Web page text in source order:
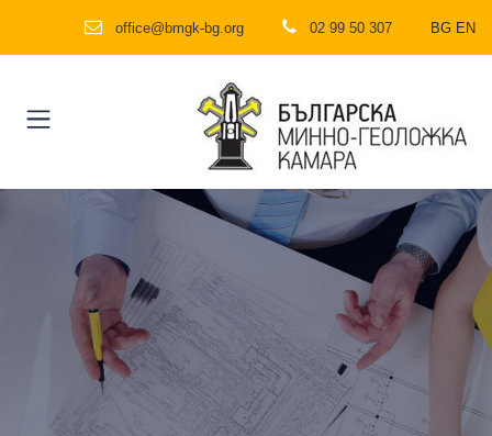
office@bmgk-bg.org 02 99 50 307 BG EN